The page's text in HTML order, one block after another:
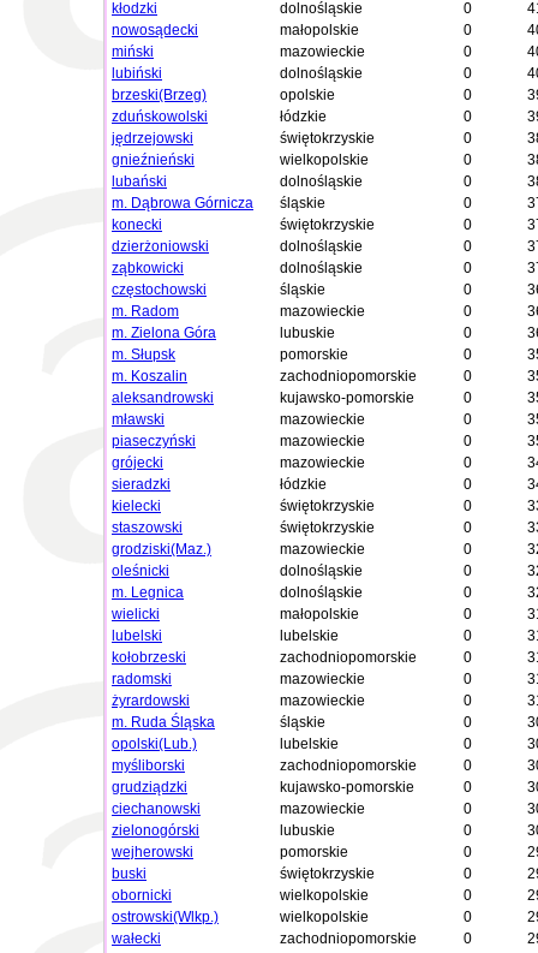
kłodzki
dolnośląskie 0
nowosądecki
małopolskie 0
miński
mazowieckie 0
lubiński
dolnośląskie 0
brzeski(Brzeg)
opolskie 0
zduńskowolski
łódzkie 0
jędrzejowski
świętokrzyskie 0
gnieźnieński
wielkopolskie 0
lubański
dolnośląskie 0
m. Dąbrowa Górnicza
śląskie 0
konecki
świętokrzyskie 0
dzierżoniowski
dolnośląskie 0
ząbkowicki
dolnośląskie 0
częstochowski
śląskie 0
m. Radom
mazowieckie 0
m. Zielona Góra
lubuskie 0
m. Słupsk
pomorskie 0
m. Koszalin
zachodniopomorskie 0
aleksandrowski
kujawsko-pomorskie 0
mławski
mazowieckie 0
piaseczyński
mazowieckie 0
grójecki
mazowieckie 0
sieradzki
łódzkie 0
kielecki
świętokrzyskie 0
staszowski
świętokrzyskie 0
grodziski(Maz.)
mazowieckie 0
oleśnicki
dolnośląskie 0
m. Legnica
dolnośląskie 0
wielicki
małopolskie 0
lubelski
lubelskie 0
kołobrzeski
zachodniopomorskie 0
radomski
mazowieckie 0
żyrardowski
mazowieckie 0
m. Ruda Śląska
śląskie 0
opolski(Lub.)
lubelskie 0
myśliborski
zachodniopomorskie 0
grudziądzki
kujawsko-pomorskie 0
ciechanowski
mazowieckie 0
zielonogórski
lubuskie 0
wejherowski
pomorskie 0
buski
świętokrzyskie 0
obornicki
wielkopolskie 0
ostrowski(Wlkp.)
wielkopolskie 0
wałecki
zachodniopomorskie 0